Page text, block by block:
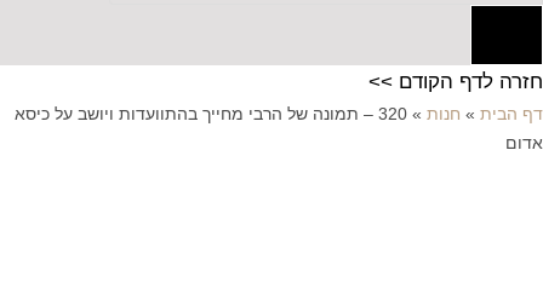
חזרה לדף הקודם >>
דף הבית » חנות »
320 – תמונה של הרבי מחייך בהתוועדות ויושב על כיסא
אדום